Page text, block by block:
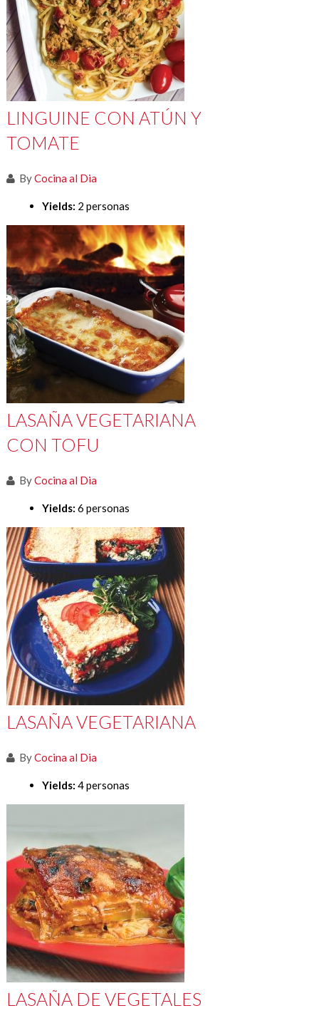
LINGUINE CON ATÚN Y
TOMATE
ByCocina al Dia
Yields: 2 personas
LASAÑA VEGETARIANA
CON TOFU
ByCocina al Dia
Yields: 6 personas
LASAÑA VEGETARIANA
ByCocina al Dia
Yields: 4 personas
LASAÑA DE VEGETALES